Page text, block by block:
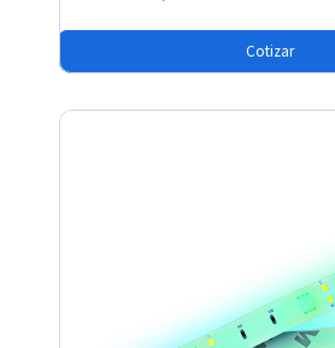
Cotizar